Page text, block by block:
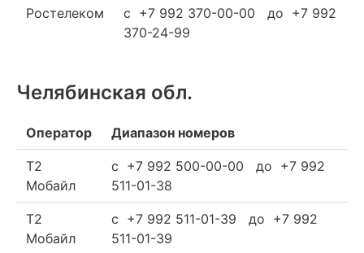
Ростелеком
c +7 992 370-00-00 до +7 992
370-24-99
Челябинская обл.
Оператор Диапазон номеров
Т2
Мобайл
c +7 992 500-00-00 до +7 992
511-01-38
Т2
Мобайл
c +7 992 511-01-39 до +7 992
511-01-39